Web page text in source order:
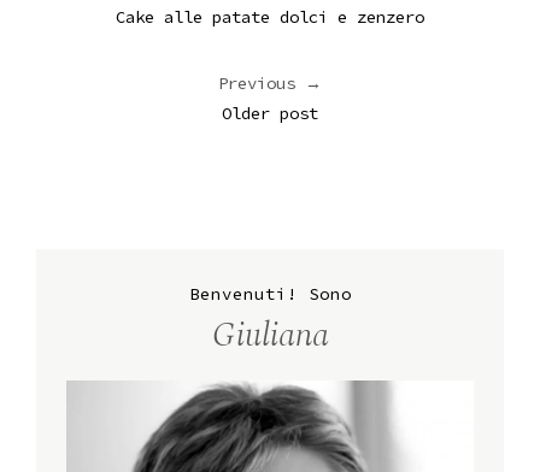
Cake alle patate dolci e zenzero
Previous →
Older post
Benvenuti! Sono
Giuliana